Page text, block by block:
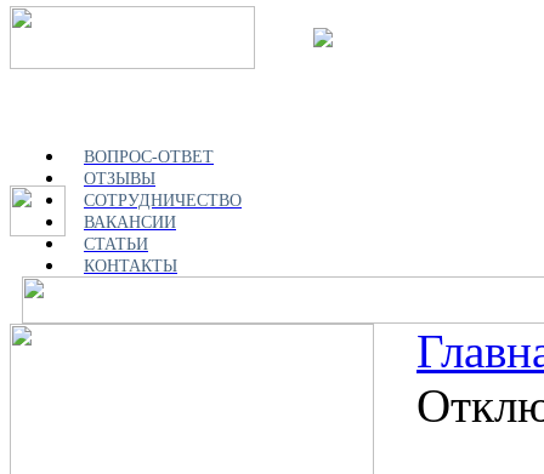
ВОПРОС-ОТВЕТ
ОТЗЫВЫ
СОТРУДНИЧЕСТВО
ВАКАНСИИ
СТАТЬИ
КОНТАКТЫ